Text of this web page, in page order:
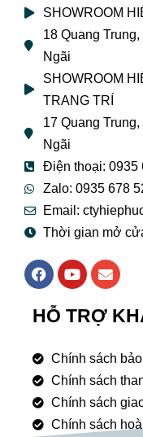
SHOWROOM
18 Quang
Ngãi
SHOWROOM
TRANG TRÍ
17 Quang
Ngãi
Điện thoại: 0935
Zalo: 0935 678
Email:
Thời gian mở
F
a
e
b
o
k
Y
o
t
u
e
E
n
e
p
HỖ TRỢ
Chính sách
Chính sách
Chính sách
Chính sách